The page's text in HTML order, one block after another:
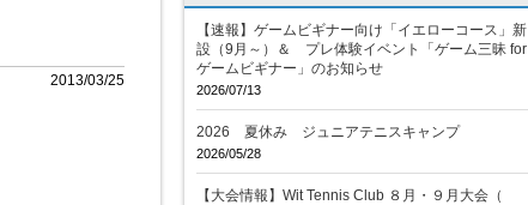
2013/03/25
【速報】ゲームビギナー向け「イエローコース」新
設（9月～）＆ プレ体験イベント「ゲーム三昧 for
ゲームビギナー」のお知らせ
2026/07/13
2026 夏休み ジュニアテニスキャンプ
2026/05/28
【大会情報】Wit Tennis Club ８月・９月大会（